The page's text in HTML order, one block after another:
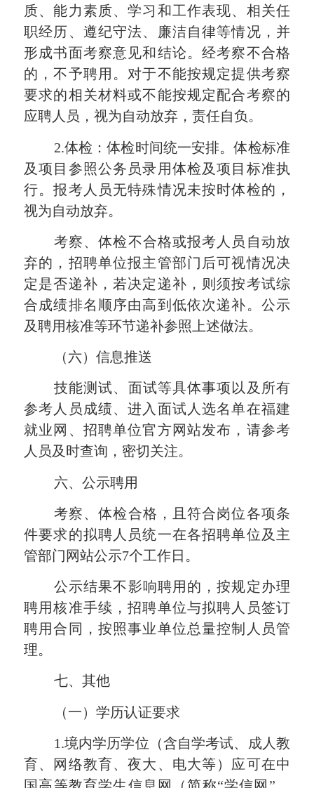
质、能力素质、学习和工作表现、相关任
职经历、遵纪守法、廉洁自律等情况，并
形成书面考察意见和结论。经考察不合格
的，不予聘用。对于不能按规定提供考察
要求的相关材料或不能按规定配合考察的
应聘人员，视为自动放弃，责任自负。
2.体检：体检时间统一安排。体检标准
及项目参照公务员录用体检及项目标准执
行。报考人员无特殊情况未按时体检的，
视为自动放弃。
考察、体检不合格或报考人员自动放
弃的，招聘单位报主管部门后可视情况决
定是否递补，若决定递补，则须按考试综
合成绩排名顺序由高到低依次递补。公示
及聘用核准等环节递补参照上述做法。
（六）信息推送
技能测试、面试等具体事项以及所有
参考人员成绩、进入面试人选名单在福建
就业网、招聘单位官方网站发布，请参考
人员及时查询，密切关注。
六、公示聘用
考察、体检合格，且符合岗位各项条
件要求的拟聘人员统一在各招聘单位及主
管部门网站公示7个工作日。
公示结果不影响聘用的，按规定办理
聘用核准手续，招聘单位与拟聘人员签订
聘用合同，按照事业单位总量控制人员管
理。
七、其他
（一）学历认证要求
1.境内学历学位（含自学考试、成人教
育、网络教育、夜大、电大等） 应可在中